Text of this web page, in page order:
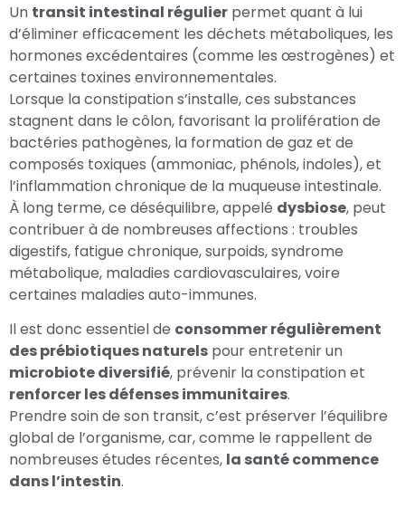
Un transit intestinal régulier permet quant à lui
d’éliminer efficacement les déchets métaboliques, les
hormones excédentaires (comme les œstrogènes) et
certaines toxines environnementales.
Lorsque la constipation s’installe, ces substances
stagnent dans le côlon, favorisant la prolifération de
bactéries pathogènes, la formation de gaz et de
composés toxiques (ammoniac, phénols, indoles), et
l’inflammation chronique de la muqueuse intestinale.
À long terme, ce déséquilibre, appelé dysbiose, peut
contribuer à de nombreuses affections : troubles
digestifs, fatigue chronique, surpoids, syndrome
métabolique, maladies cardiovasculaires, voire
certaines maladies auto-immunes.
Il est donc essentiel de consommer régulièrement
des prébiotiques naturels pour entretenir un
microbiote diversifié, prévenir la constipation et
renforcer les défenses immunitaires.
Prendre soin de son transit, c’est préserver l’équilibre
global de l’organisme, car, comme le rappellent de
nombreuses études récentes, la santé commence
dans l’intestin.